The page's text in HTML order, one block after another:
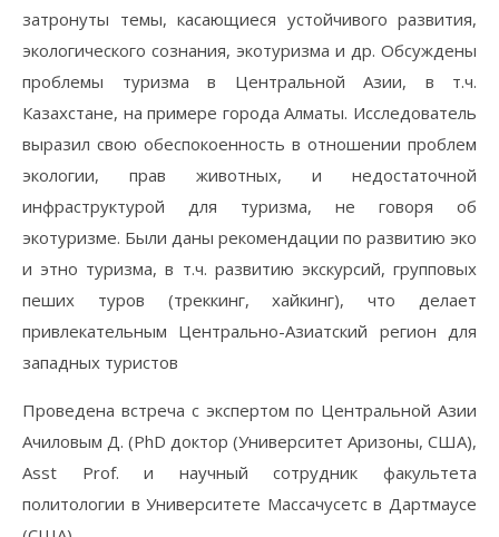
затронуты темы, касающиеся устойчивого развития,
экологического сознания, экотуризма и др. Обсуждены
проблемы туризма в Центральной Азии, в т.ч.
Казахстане, на примере города Алматы. Исследователь
выразил свою обеспокоенность в отношении проблем
экологии, прав животных, и недостаточной
инфраструктурой для туризма, не говоря об
экотуризме. Были даны рекомендации по развитию эко
и этно туризма, в т.ч. развитию экскурсий, групповых
пеших туров (треккинг, хайкинг), что делает
привлекательным Центрально-Азиатский регион для
западных туристов
Проведена встреча с экспертом по Центральной Азии
Ачиловым Д. (PhD доктор (Университет Аризоны, США),
Asst Prof. и научный сотрудник факультета
политологии в Университете Массачусетс в Дартмаусе